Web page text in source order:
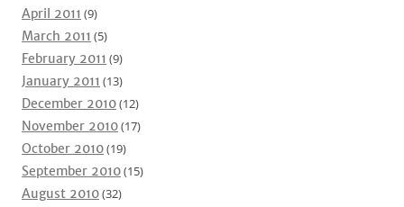
April 2011 (9)
March 2011 (5)
February 2011 (9)
January 2011 (13)
December 2010(12)
November 2010(17)
October 2010(19)
September 2010(15)
August 2010(32)